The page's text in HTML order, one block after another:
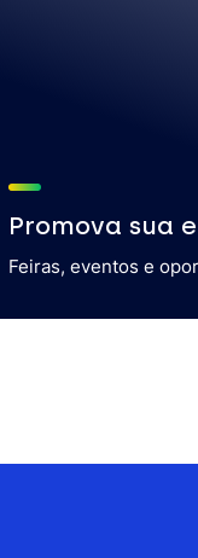
Promova sua
Feiras, eventos e